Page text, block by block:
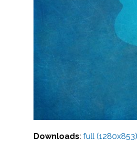
Downloads:full (1280x853)